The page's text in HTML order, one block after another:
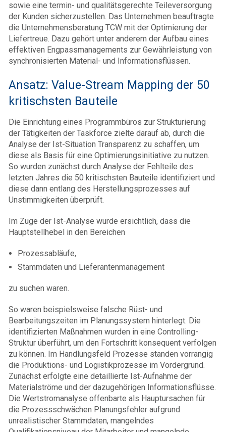
sowie eine termin- und qualitätsgerechte Teileversorgung
der Kunden sicherzustellen. Das Unternehmen beauftragte
die Unternehmensberatung TCW mit der Optimierung der
Liefertreue. Dazu gehört unter anderem der Aufbau eines
effektiven Engpassmanagements zur Gewährleistung von
synchronisierten Material- und Informationsflüssen.
Ansatz: Value-Stream Mapping der 50
kritischsten Bauteile
Die Einrichtung eines Programmbüros zur Strukturierung
der Tätigkeiten der Taskforce zielte darauf ab, durch die
Analyse der Ist-Situation Transparenz zu schaffen, um
diese als Basis für eine Optimierungsinitiative zu nutzen.
So wurden zunächst durch Analyse der Fehlteile des
letzten Jahres die 50 kritischsten Bauteile identifiziert und
diese dann entlang des Herstellungsprozesses auf
Unstimmigkeiten überprüft.
Im Zuge der Ist-Analyse wurde ersichtlich, dass die
Hauptstellhebel in den Bereichen
Prozessabläufe,
Stammdaten und Lieferantenmanagement
zu suchen waren.
So waren beispielsweise falsche Rüst- und
Bearbeitungszeiten im Planungssystem hinterlegt. Die
identifizierten Maßnahmen wurden in eine Controlling-
Struktur überführt, um den Fortschritt konsequent verfolgen
zu können. Im Handlungsfeld Prozesse standen vorrangig
die Produktions- und Logistikprozesse im Vordergrund.
Zunächst erfolgte eine detaillierte Ist-Aufnahme der
Materialströme und der dazugehörigen Informationsflüsse.
Die Wertstromanalyse offenbarte als Hauptursachen für
die Prozessschwächen Planungsfehler aufgrund
unrealistischer Stammdaten, mangelndes